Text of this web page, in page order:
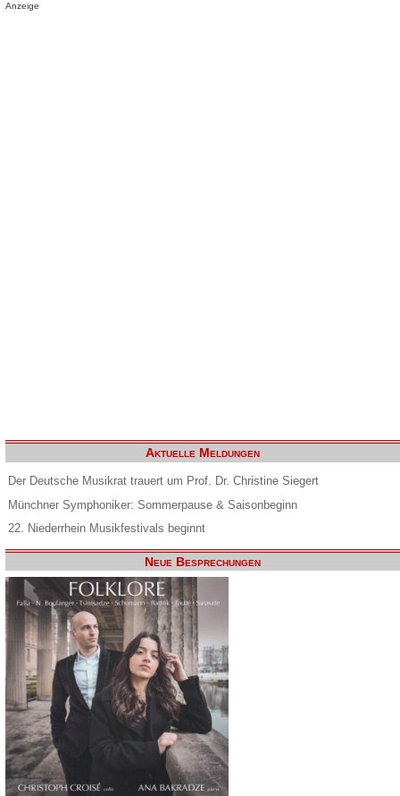
Anzeige
Aktuelle Meldungen
Der Deutsche Musikrat trauert um Prof. Dr. Christine Siegert
Münchner Symphoniker: Sommerpause & Saisonbeginn
22. Niederrhein Musikfestivals beginnt
Neue Besprechungen